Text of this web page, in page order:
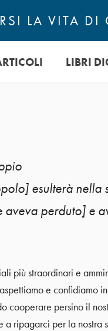
LA VITA
LIBRI
esulterà nella
perduto] e
più straordinari e
e confidiamo
cooperare persino il
ripagarci per la nostra